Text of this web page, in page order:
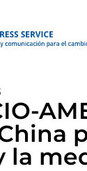
la